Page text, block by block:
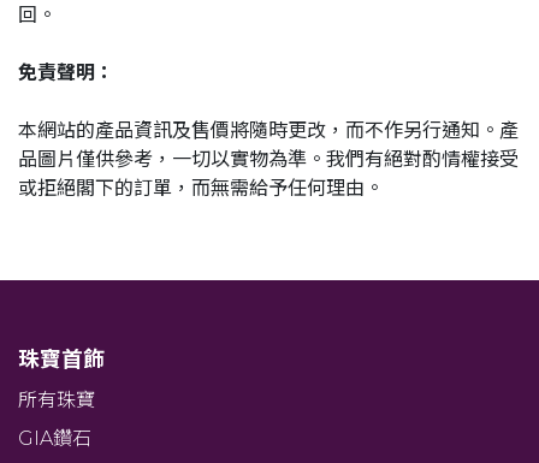
回。
免責聲明：
本網站的產品資訊及售價將隨時更改，而不作另行通知。產
品圖片僅供參考，一切以實物為準。我們有絕對酌情權接受
或拒絕閣下的訂單，而無需給予任何理由。
珠寶首飾
所有珠寶
GIA鑽石